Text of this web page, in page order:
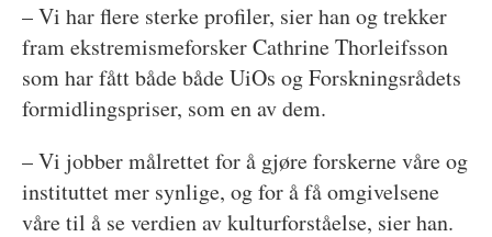
– Vi har flere sterke profiler, sier han og trekker
fram ekstremismeforsker Cathrine Thorleifsson
som har fått både både UiOs og Forskningsrådets
formidlingspriser, som en av dem.
– Vi jobber målrettet for å gjøre forskerne våre og
instituttet mer synlige, og for å få omgivelsene
våre til å se verdien av kulturforståelse, sier han.